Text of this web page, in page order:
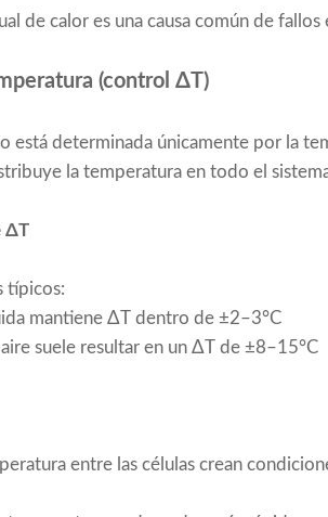
de calor es una causa común de
(control ΔT)
está determinada únicamente por la
la temperatura en todo el
ΔT
típicos:
mantiene ΔT dentro de ±2–3°C
suele resultar en un ΔT de ±8–15°C
entre las células crean